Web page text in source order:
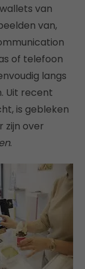
van
van,
of telefoon
langs
Uit recent
is gebleken
zijn over
.